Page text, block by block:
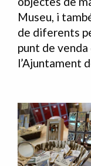
Museu, i
de diferents
punt de
l’Ajuntament